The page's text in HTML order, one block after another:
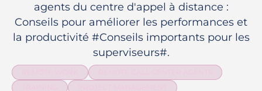
agents du centre d'appel à distance :
Conseils pour améliorer les performances et
la productivité #Conseils importants pour les
superviseurs#.